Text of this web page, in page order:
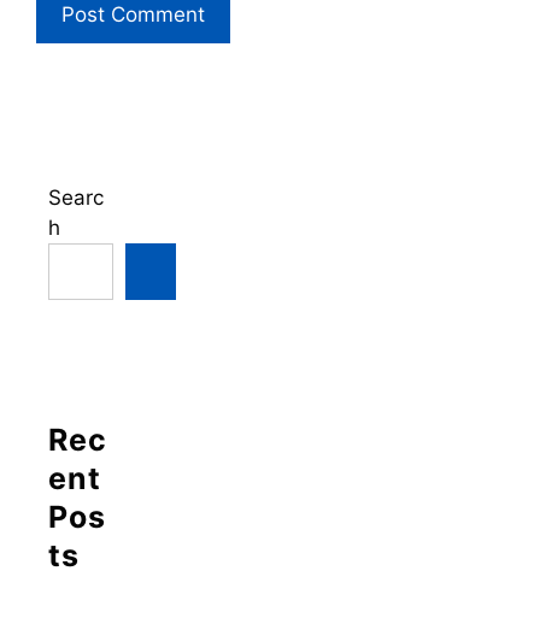
Searc
h
Rec
ent
Pos
ts